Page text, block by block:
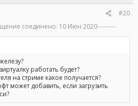
#20
соединено: 10 Июн 2020---------
работать будет?
на стриме какое получается?
может добавить, если загрузить